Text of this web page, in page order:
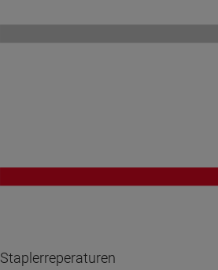
Staplerreperaturen